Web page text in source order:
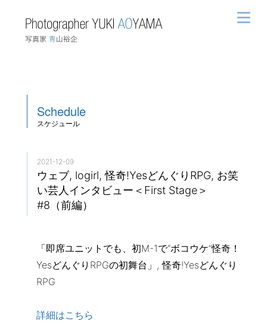
Schedule
スケジュール
2021-12-09
ウェブ, logirl, 怪奇!YesどんぐりRPG, お笑
い芸人インタビュー＜First Stage＞
#8（前編）
「即席ユニットでも、初M-1で“ボコウケ”怪奇！
YesどんぐりRPGの初舞台」, 怪奇!Yesどんぐり
RPG
詳細はこちら